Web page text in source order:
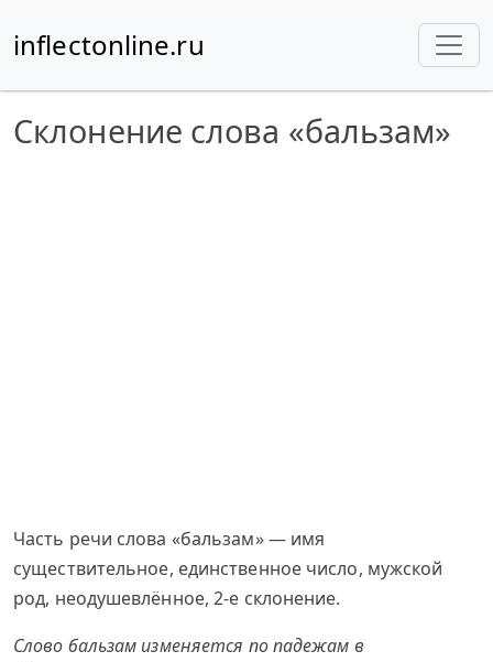
inflectonline.ru
Склонение слова «бальзам»
Часть речи слова «бальзам» — имя
существительное, единственное число, мужской
род, неодушевлённое, 2-е склонение.
Слово бальзам изменяется по падежам в